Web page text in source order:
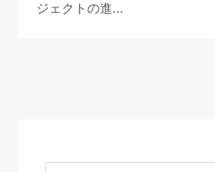
ジェクトの進…